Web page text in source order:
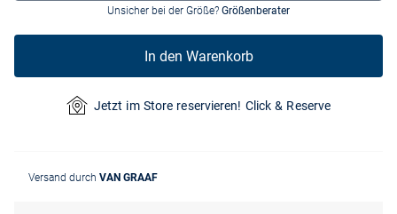
Unsicher bei der Größe? Größenberater
In den Warenkorb
Jetzt im Store reservieren! Click & Reserve
Versand durch VAN GRAAF